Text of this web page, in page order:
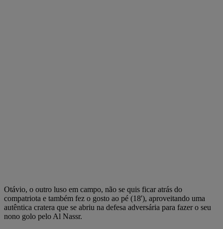
Otávio, o outro luso em campo, não se quis ficar atrás do
compatriota e também fez o gosto ao pé (18'), aproveitando uma
autêntica cratera que se abriu na defesa adversária para fazer o seu
nono golo pelo Al Nassr.